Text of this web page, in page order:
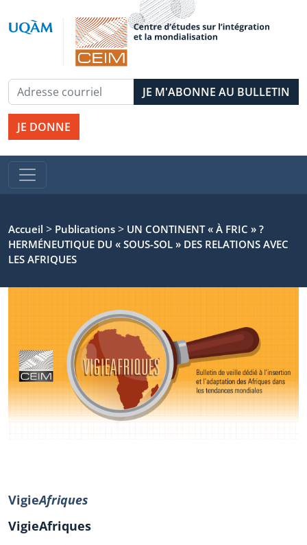
JE DONNE
Accueil > Publications > UN CONTINENT « À FRIC » ?
HERMÉNEUTIQUE DU « SOUS-SOL » DES RELATIONS AVEC
LES AFRIQUES
VigieAfriques
VigieAfriques